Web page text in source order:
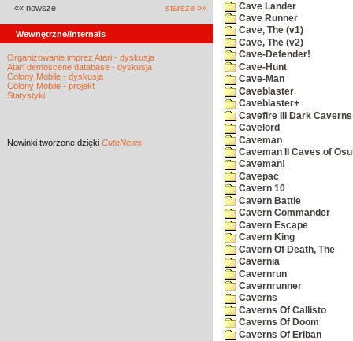
«« nowsze starsze »»
Wewnętrzne/Internals
Organizowanie imprez Atari - dyskusja
Atari demoscene database - dyskusja
Colony Mobile - dyskusja
Colony Mobile - projekt
Statystyki
Nowinki tworzone dzięki CuteNews
Cave Lander
Cave Runner
Cave, The (v1)
Cave, The (v2)
Cave-Defender!
Cave-Hunt
Cave-Man
Caveblaster
Caveblaster+
Cavefire III Dark Caverns
Cavelord
Caveman
Caveman II Caves of
Caveman!
Cavepac
Cavern 10
Cavern Battle
Cavern Commander
Cavern Escape
Cavern King
Cavern Of Death, The
Cavernia
Cavernrun
Cavernrunner
Caverns
Caverns Of Callisto
Caverns Of Doom
Caverns Of Eriban